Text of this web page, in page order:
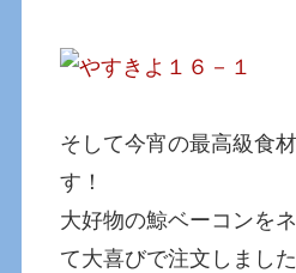
そして今宵の最高級食
す！
大好物の鯨ベーコンを
て大喜びで注文しまし